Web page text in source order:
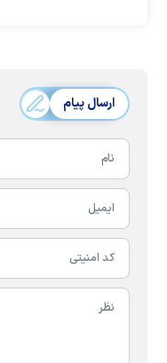
ارسال پیام